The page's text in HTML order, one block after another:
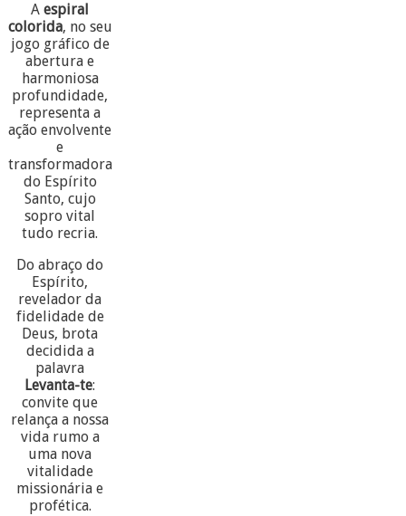
Aespiral
colorida, no seu
jogo gráfico de
abertura e
harmoniosa
profundidade,
representa a
ação envolvente
e
transformadora
do Espírito
Santo, cujo
sopro vital
tudo recria.
Do abraço do
Espírito,
revelador da
fidelidade de
Deus, brota
decidida a
palavra
Levanta-te:
convite que
relança a nossa
vida rumo a
uma nova
vitalidade
missionária e
profética.